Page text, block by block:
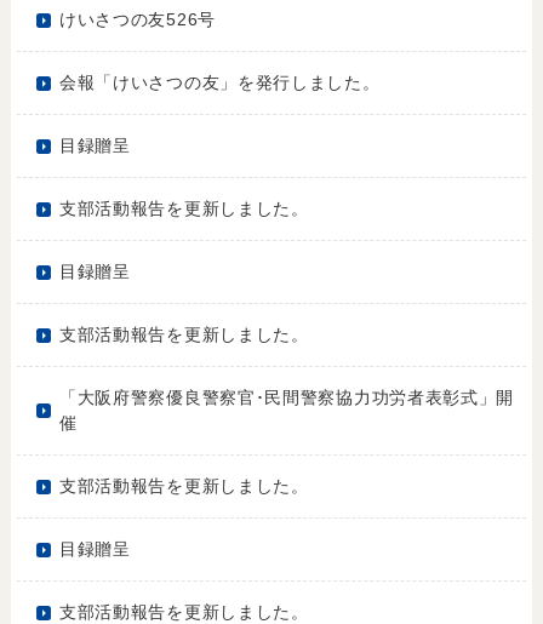
けいさつの友526号
会報「けいさつの友」を発行しました。
目録贈呈
支部活動報告を更新しました。
目録贈呈
支部活動報告を更新しました。
「大阪府警察優良警察官･民間警察協力功労者表彰式」開
催
支部活動報告を更新しました。
目録贈呈
支部活動報告を更新しました。